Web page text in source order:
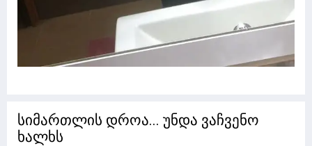
სიმართლის დროა... უნდა ვაჩვენო
ხალხს